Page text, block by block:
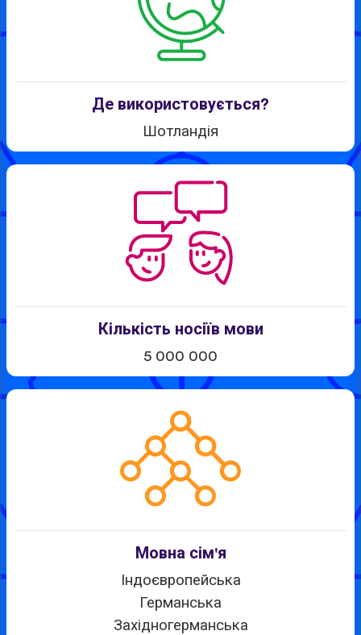
Де використовується?
Шотландія
Кількість носіїв мови
5 000 000
Мовна сім'я
Індоєвропейська
Германська
Західногерманська